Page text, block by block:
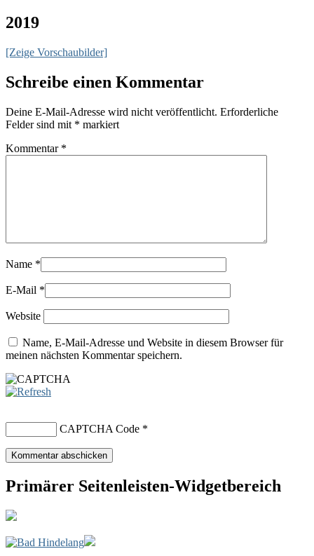
2019
[Zeige Vorschaubilder]
Schreibe einen Kommentar
Deine E-Mail-Adresse wird nicht veröffentlicht. Erforderliche
Felder sind mit * markiert
Kommentar *
Name *
E-Mail *
Website
Name, E-Mail-Adresse und Website in diesem Browser für
meinen nächsten Kommentar speichern.
CAPTCHA Code *
Primärer Seitenleisten-Widgetbereich